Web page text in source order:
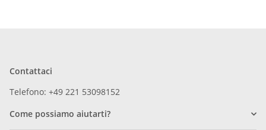
Contattaci
Telefono: +49 221 53098152
Come possiamo aiutarti?